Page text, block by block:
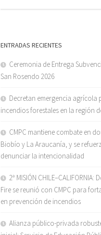
ENTRADAS RECIENTES
Ceremonia de Entrega
San Rosendo 2026
Decretan emergencia agrícola
incendios forestales en la región
CMPC mantiene combate en
Biobío y La Araucanía, y se
denunciar la intencionalidad
2ª MISIÓN CHILE–CALIFORNIA:
Fire se reunió con CMPC para
en prevención de incendios
Alianza público-privada